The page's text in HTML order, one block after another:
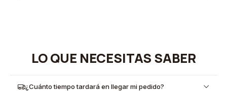
LO QUE NECESITAS SABER
¿Cuánto tiempo tardará en llegar mi pedido?